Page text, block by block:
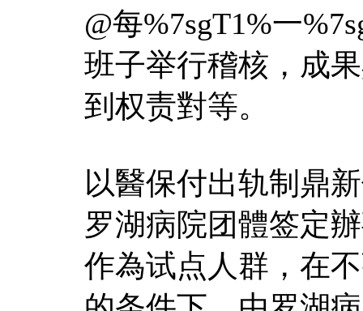
@每%7sgT1%一
班子举行稽核，成
到权责對等。
以醫保付出轨制鼎
罗湖病院团體签定
作為试点人群，在